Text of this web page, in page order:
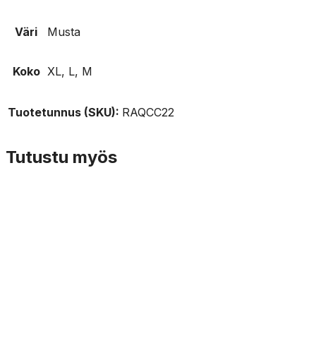
Väri Musta
Koko XL, L, M
Tuotetunnus (SKU): RAQCC22
Tutustu myös